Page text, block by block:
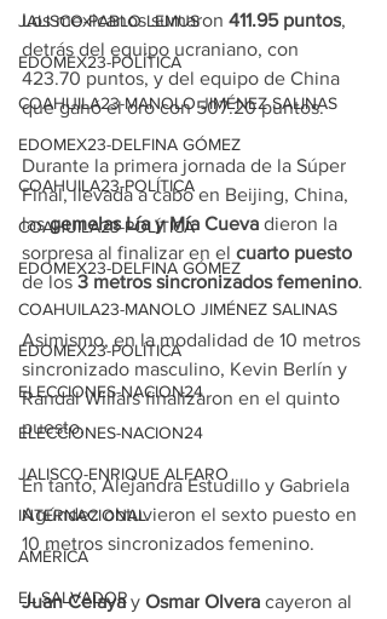
JALISCO-PABLO LEMUS
EDOMEX23-POLÍTICA
COAHUILA23-MANOLO JIMÉNEZ SALINAS
EDOMEX23-DELFINA GÓMEZ
COAHUILA23-POLÍTICA
COAHUILA23-POLÍTICA
EDOMEX23-DELFINA GÓMEZ
COAHUILA23-MANOLO JIMÉNEZ SALINAS
EDOMEX23-POLÍTICA
ELECCIONES-NACION24
ELECCIONES-NACION24
JALISCO-ENRIQUE ALFARO
INTERNACIONAL
AMÉRICA
EL SALVADOR
Los mexicanos sumaron 411.95 puntos,
detrás del equipo ucraniano, con
423.70 puntos, y del equipo de China
que ganó el oro con 507.20 puntos.
Durante la primera jornada de la Súper
Final, llevada a cabo en Beijing, China,
las gemelas Lía y Mía Cueva dieron la
sorpresa al finalizar en el cuarto puesto
de los 3 metros sincronizados femenino.
Asimismo, en la modalidad de 10 metros
sincronizado masculino, Kevin Berlín y
Randal Willars finalizaron en el quinto
puesto.
En tanto, Alejandra Estudillo y Gabriela
Agúndez obtuvieron el sexto puesto en
10 metros sincronizados femenino.
Juan Celaya y Osmar Olvera cayeron al